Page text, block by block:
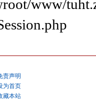
www/
责声明
为首页
藏本站